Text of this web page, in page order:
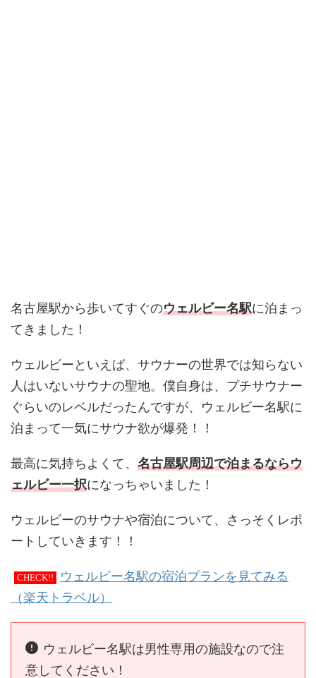
名古屋駅から歩いてすぐのウェルビー名駅に泊まっ
てきました！
ウェルビーといえば、サウナーの世界では知らない
人はいないサウナの聖地。僕自身は、プチサウナー
ぐらいのレベルだったんですが、ウェルビー名駅に
泊まって一気にサウナ欲が爆発！！
最高に気持ちよくて、 名古屋駅周辺で泊まるならウ
ェルビー一択になっちゃいました！
ウェルビーのサウナや宿泊について、さっそくレポ
ートしていきます！！
CHECK!!
ウェルビー名駅の宿泊プランを見てみる
（楽天トラベル）
ウェルビー名駅は男性専用の施設なので注
意してください！